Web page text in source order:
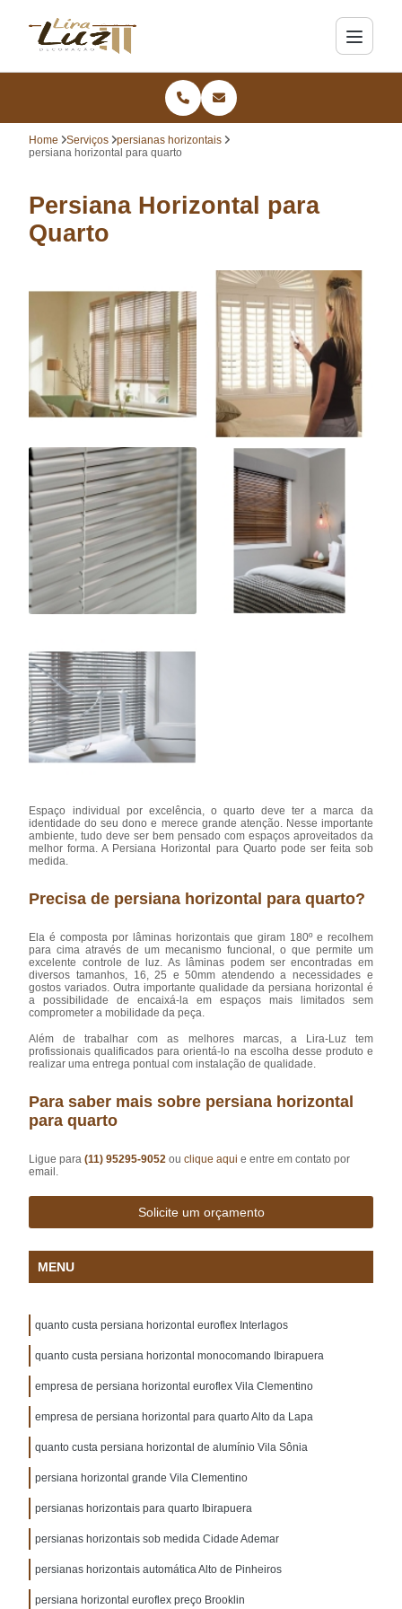
Home Serviços
persianas horizontais
persiana horizontal para quarto
Persiana Horizontal para
Quarto
Espaço individual por excelência, o quarto deve ter a marca da
identidade do seu dono e merece grande atenção. Nesse importante
ambiente, tudo deve ser bem pensado com espaços aproveitados da
melhor forma. A Persiana Horizontal para Quarto pode ser feita sob
medida.
Precisa de persiana horizontal para quarto?
Ela é composta por lâminas horizontais que giram 180º e recolhem
para cima através de um mecanismo funcional, o que permite um
excelente controle de luz. As lâminas podem ser encontradas em
diversos tamanhos, 16, 25 e 50mm atendendo a necessidades e
gostos variados. Outra importante qualidade da persiana horizontal é
a possibilidade de encaixá-la em espaços mais limitados sem
comprometer a mobilidade da peça.
Além de trabalhar com as melhores marcas, a Lira-Luz tem
profissionais qualificados para orientá-lo na escolha desse produto e
realizar uma entrega pontual com instalação de qualidade.
Para saber mais sobre persiana horizontal
para quarto
Ligue para(11) 95295-9052ouclique aqui e entre em contato por
email.
Solicite um orçamento
MENU
quanto custa persiana horizontal euroflex Interlagos
quanto custa persiana horizontal monocomando Ibirapuera
empresa de persiana horizontal euroflex Vila Clementino
empresa de persiana horizontal para quarto Alto da Lapa
quanto custa persiana horizontal de alumínio Vila Sônia
persiana horizontal grande Vila Clementino
persianas horizontais para quarto Ibirapuera
persianas horizontais sob medida Cidade Ademar
persianas horizontais automática Alto de Pinheiros
persiana horizontal euroflex preço Brooklin